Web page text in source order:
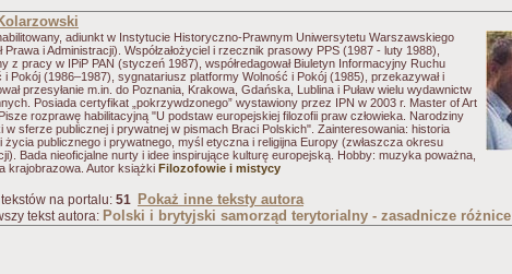
adiunkt w Instytucie Historyczno-Prawnym Uniwersytetu Warszawskiego
Prawa i Administracji). Współzałożyciel i rzecznik prasowy PPS (1987 - luty 1988),
z pracy w IPiP PAN (styczeń 1987), współredagował Biuletyn Informacyjny Ruchu
i Pokój (1986–1987), sygnatariusz platformy Wolność i Pokój (1985), przekazywał i
przesyłanie m.in. do Poznania, Krakowa, Gdańska, Lublina i Puław wielu wydawnictw
Posiada certyfikat „pokrzywdzonego” wystawiony przez IPN w 2003 r. Master of Art
rozprawę habilitacyjną "U podstaw europejskiej filozofii praw człowieka. Narodziny
w sferze publicznej i prywatnej w pismach Braci Polskich". Zainteresowania: historia
życia publicznego i prywatnego, myśl etyczna i religijna Europy (zwłaszcza okresu
Bada nieoficjalne nurty i idee inspirujące kulturę europejską. Hobby: muzyka poważna,
krajobrazowa. Autor książki Filozofowie i mistycy
na portalu: 51 Pokaż inne teksty autora
tekst autora: Polski i brytyjski samorząd terytorialny - zasadnicze różnice